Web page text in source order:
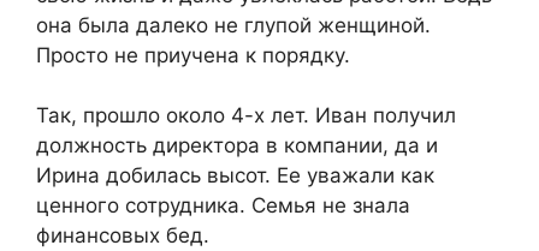
она была далеко не глупой женщиной.
Просто не приучена к порядку.​
​Так, прошло около 4-х лет. Иван получил
должность директора в компании, да и
Ирина добилась высот. Ее уважали как
ценного сотрудника. Семья не знала
финансовых бед.​